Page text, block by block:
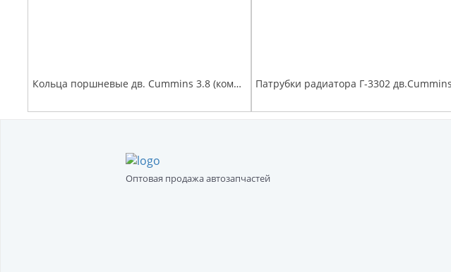
Кольца поршневые дв. Cummins 3.8 (комплект на двигатель) Оригинал (О+)
Оптовая продажа автозапчастей